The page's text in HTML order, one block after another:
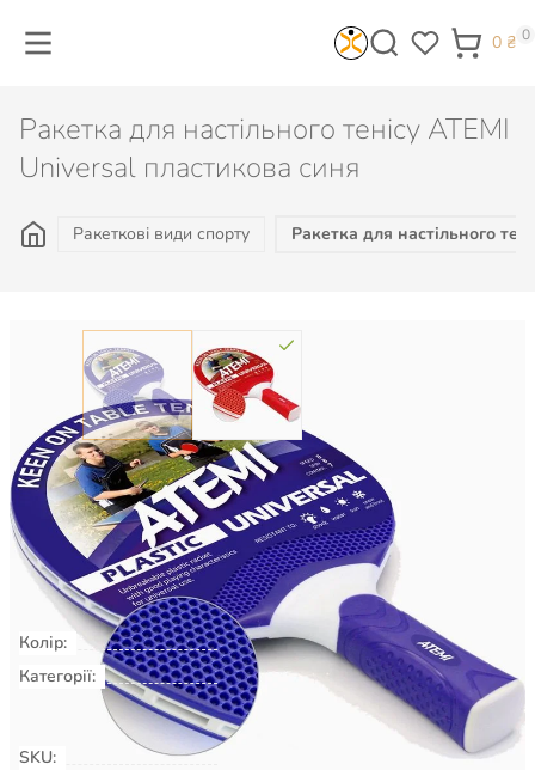
0 ₴ 0
Ракетка для настільного тенісу ATEMI
Universal пластикова синя
Ракеткові види спорту Ракетка для настільного
788₴
Не доступно
Колір:
синій
Категорії:
Настільний теніс
Ракеткові види
спорту
Ракетки для настільного
тенісу
SKU: